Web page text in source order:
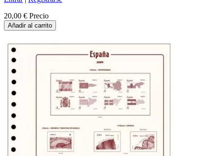
20,00 € Precio
Añadir al carrito